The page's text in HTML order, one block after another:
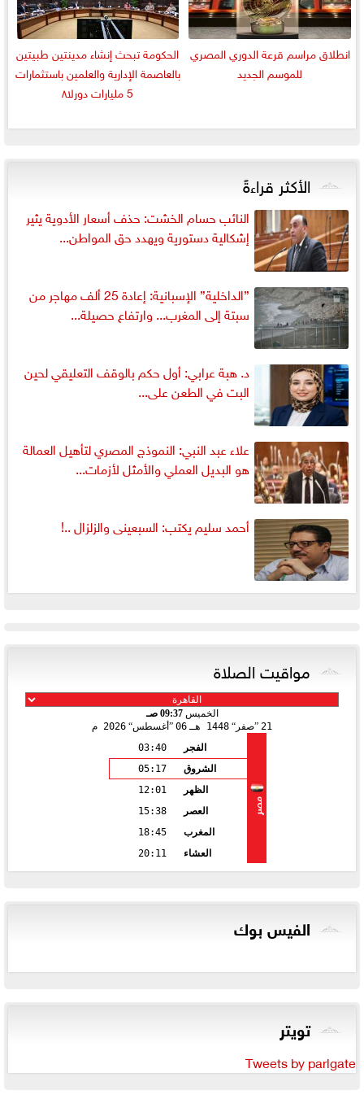
انطلاق مراسم قرعة الدوري المصري
للموسم الجديد
الحكومة تبحث إنشاء مدينتين طبيتين
بالعاصمة الإدارية والعلمين باستثمارات
5 مليارات دورلا٨
الأكثر قراءةً
النائب حسام الخشت: حذف أسعار الأدوية يثير
إشكالية دستورية ويهدد حق المواطن...
”الداخلية” الإسبانية: إعادة 25 ألف مهاجر من
سبتة إلى المغرب... وارتفاع حصيلة...
د. هبة عرابي: أول حكم بالوقف التعليقي لحين
البت في الطعن على...
علاء عبد النبي: النموذج المصري لتأهيل العمالة
هو البديل العملي والأمثل لأزمات...
أحمد سليم يكتب: السبعينى والزلزال ..!
مواقيت الصلاة
الخميس09:37 صـ
21 صفر 1448 هـ 06 أغسطس 2026 م
مصر
الفجر
03:40
الشروق
05:17
الظهر
12:01
العصر
15:38
المغرب
18:45
العشاء
20:11
الفيس بوك
تويتر
Tweets by parlgate